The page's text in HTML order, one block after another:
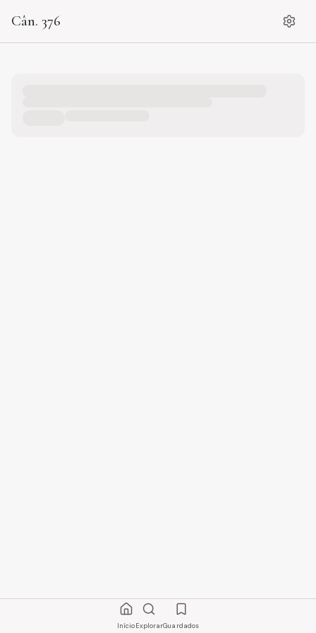
Cân. 376
InícioExplorarGuardados